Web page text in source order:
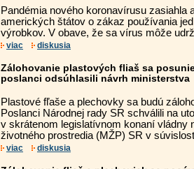
Pandémia nového koronavírusu zasiahla
amerických štátov o zákaz používania
výrobkov. V obave, že sa vírus môže
viac diskusia
Zálohovanie plastových fliaš sa
poslanci odsúhlasili návrh ministerstva
Plastové fľaše a plechovky sa budú
Poslanci Národnej rady SR schválili na
v skrátenom legislatívnom konaní vládny
životného prostredia (MŽP) SR v
viac diskusia